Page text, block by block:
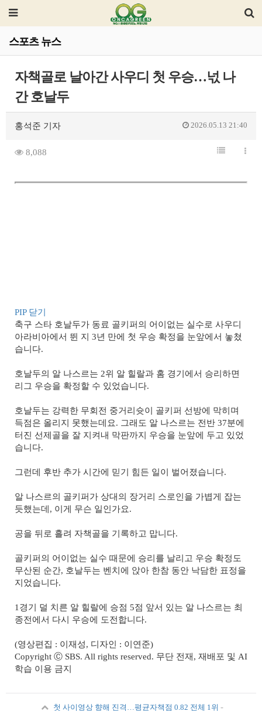
스포츠 뉴스
자책골로 날아간 사우디 첫 우승…넋 나
간 호날두
홍석준 기자 2026.05.13 21:40
8,088
PIP 닫기
축구 스타 호날두가 동료 골키퍼의 어이없는 실수로 사우디
아라비아에서 뛴 지 3년 만에 첫 우승 확정을 눈앞에서 놓쳤
습니다.
호날두의 알 나스르는 2위 알 힐랄과 홈 경기에서 승리하면
리그 우승을 확정할 수 있었습니다.
호날두는 강력한 무회전 중거리슛이 골키퍼 선방에 막히며
득점은 올리지 못했는데요. 그래도 알 나스르는 전반 37분에
터진 선제골을 잘 지켜내 막판까지 우승을 눈앞에 두고 있었
습니다.
그런데 후반 추가 시간에 믿기 힘든 일이 벌어졌습니다.
알 나스르의 골키퍼가 상대의 장거리 스로인을 가볍게 잡는
듯했는데, 이게 무슨 일인가요.
공을 뒤로 흘려 자책골을 기록하고 맙니다.
골키퍼의 어이없는 실수 때문에 승리를 날리고 우승 확정도
무산된 순간, 호날두는 벤치에 앉아 한참 동안 낙담한 표정을
지었습니다.
1경기 덜 치른 알 힐랄에 승점 5점 앞서 있는 알 나스르는 최
종전에서 다시 우승에 도전합니다.
(영상편집 : 이재성, 디자인 : 이연준)
Copyright Ⓒ SBS. All rights reserved. 무단 전재, 재배포 및 AI
학습 이용 금지
첫 사이영상 향해 진격…평균자책점 0.82 전체 1위 -